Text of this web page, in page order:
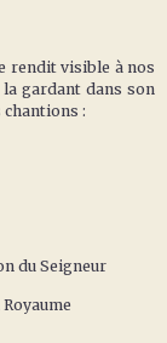
rendit visible à nos
gardant dans son
chantions :
du Seigneur